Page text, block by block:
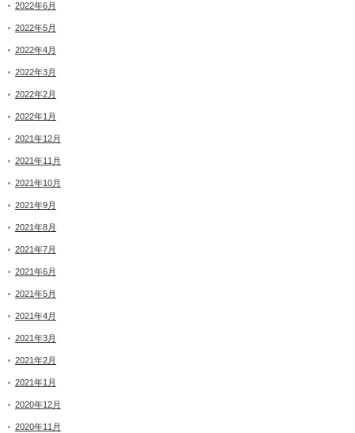
2022年6月
2022年5月
2022年4月
2022年3月
2022年2月
2022年1月
2021年12月
2021年11月
2021年10月
2021年9月
2021年8月
2021年7月
2021年6月
2021年5月
2021年4月
2021年3月
2021年2月
2021年1月
2020年12月
2020年11月